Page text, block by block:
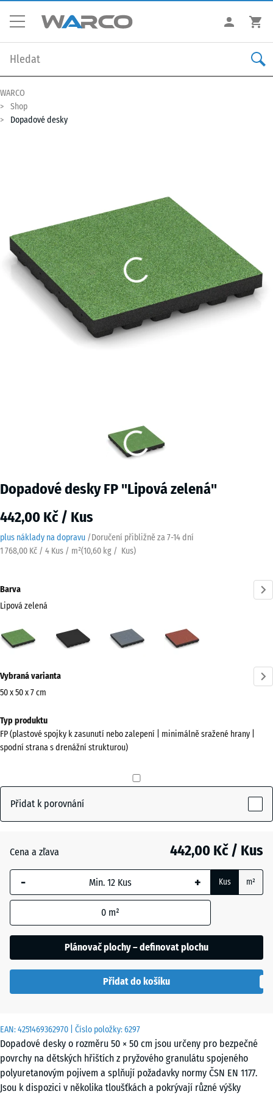
WARCO
Shop
Dopadové desky
Dopadové desky FP "Lipová zelená"
442,00 Kč / Kus
plus náklady na dopravu /Doručení přibližně za 7-14 dní
1 768,00 Kč / 4 Kus / m²(10,60 kg / Kus)
EAN:4251469362970 | Číslo položky:6297
Dopadové desky o rozměru 50 × 50 cm jsou určeny pro bezpečné
povrchy na dětských hřištích z pryžového granulátu spojeného
polyuretanovým pojivem a splňují požadavky normy ČSN EN 1177.
Jsou k dispozici v několika tloušťkách a pokrývají různé výšky
Barva
Lipová zelená
zelená
Grafitová
informací
o
Zobrazit
paletu
Lipová
zelená (active)
Antracit
- 12,00 Kč
Vybraná varianta
50 x 50 x 7 cm
pro
dopravu
500
Vybraný
rozměr s
modrým
ohraničením
pro výpočet
(pokud není
v údajích o
50
x
50
x 7
Typ produktu
FP (plastové spojky k zasunutí nebo zalepení | minimálně sražené hrany |
spodní strana s drenážní strukturou)
Přidat k porovnání
Cena a zľava 442,00 Kč / Kus
- + Kus m²
0 m²
Plánovač plochy – definovat plochu
Přidat do košíku